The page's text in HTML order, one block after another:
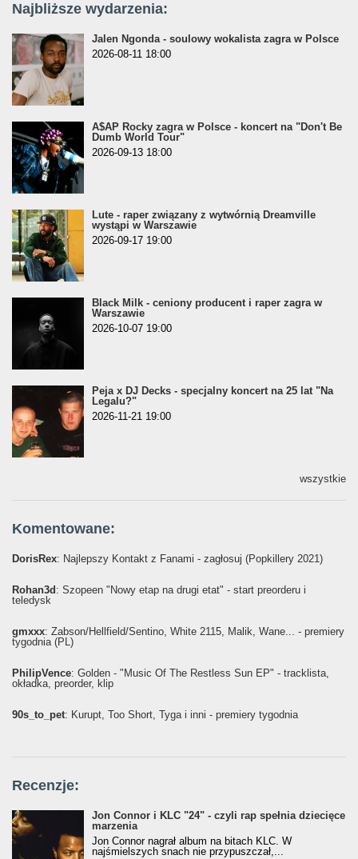
Najbliższe wydarzenia:
Jalen Ngonda - soulowy wokalista zagra w Polsce
2026-08-11 18:00
A$AP Rocky zagra w Polsce - koncert na "Don't Be
Dumb World Tour"
2026-09-13 18:00
Lute - raper związany z wytwórnią Dreamville
wystąpi w Warszawie
2026-09-17 19:00
Black Milk - ceniony producent i raper zagra w
Warszawie
2026-10-07 19:00
Peja x DJ Decks - specjalny koncert na 25 lat "Na
Legalu?"
2026-11-21 19:00
wszystkie
Komentowane:
DorisRex: Najlepszy Kontakt z Fanami - zagłosuj (Popkillery 2021)
Rohan3d : Szopeen "Nowy etap na drugi etat" - start preorderu i
teledysk
gmxxx: Żabson/Hellfield/Sentino, White 2115, Malik, Wane... - premiery
tygodnia (PL)
PhilipVence: Golden - "Music Of The Restless Sun EP" - tracklista,
okładka, preorder, klip
90s_to_pet: Kurupt, Too Short, Tyga i inni - premiery tygodnia
Recenzje:
Jon Connor i KLC "24" - czyli rap spełnia dziecięce
marzenia
Jon Connor nagrał album na bitach KLC. W
najśmielszych snach nie przypuszczał,...